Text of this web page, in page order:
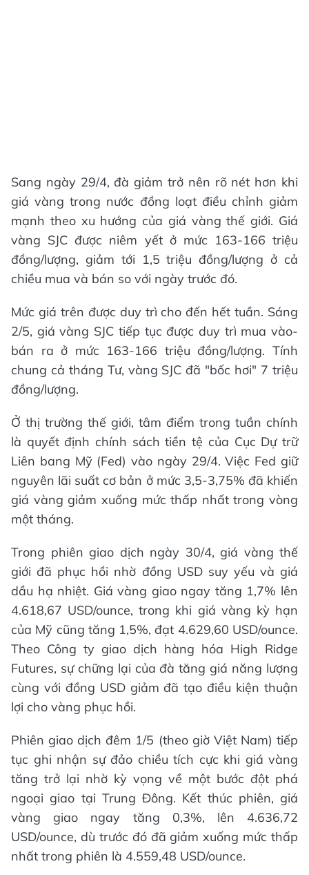
Sang ngày 29/4, đà giảm trở nên rõ nét hơn khi
giá vàng trong nước đồng loạt điều chỉnh giảm
mạnh theo xu hướng của giá vàng thế giới. Giá
vàng SJC được niêm yết ở mức 163-166 triệu
đồng/lượng, giảm tới 1,5 triệu đồng/lượng ở cả
chiều mua và bán so với ngày trước đó.
Mức giá trên được duy trì cho đến hết tuần. Sáng
2/5, giá vàng SJC tiếp tục được duy trì mua vào-
bán ra ở mức 163-166 triệu đồng/lượng. Tính
chung cả tháng Tư, vàng SJC đã "bốc hơi" 7 triệu
đồng/lượng.
Ở thị trường thế giới, tâm điểm trong tuần chính
là quyết định chính sách tiền tệ của Cục Dự trữ
Liên bang Mỹ (Fed) vào ngày 29/4. Việc Fed giữ
nguyên lãi suất cơ bản ở mức 3,5-3,75% đã khiến
giá vàng giảm xuống mức thấp nhất trong vòng
một tháng.
Trong phiên giao dịch ngày 30/4, giá vàng thế
giới đã phục hồi nhờ đồng USD suy yếu và giá
dầu hạ nhiệt. Giá vàng giao ngay tăng 1,7% lên
4.618,67 USD/ounce, trong khi giá vàng kỳ hạn
của Mỹ cũng tăng 1,5%, đạt 4.629,60 USD/ounce.
Theo Công ty giao dịch hàng hóa High Ridge
Futures, sự chững lại của đà tăng giá năng lượng
cùng với đồng USD giảm đã tạo điều kiện thuận
lợi cho vàng phục hồi.
Phiên giao dịch đêm 1/5 (theo giờ Việt Nam) tiếp
tục ghi nhận sự đảo chiều tích cực khi giá vàng
tăng trở lại nhờ kỳ vọng về một bước đột phá
ngoại giao tại Trung Đông. Kết thúc phiên, giá
vàng giao ngay tăng 0,3%, lên 4.636,72
USD/ounce, dù trước đó đã giảm xuống mức thấp
nhất trong phiên là 4.559,48 USD/ounce.